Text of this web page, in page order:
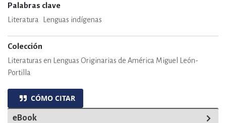
Palabras clave
Literatura Lenguas indígenas
Colección
Literaturas en Lenguas Originarias de América Miguel León-
Portilla
CÓMO CITAR
eBook